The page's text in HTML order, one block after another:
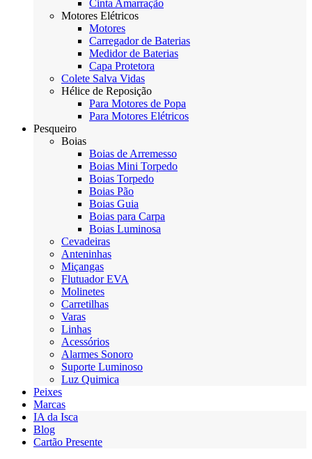
Cinta Amarração
Motores Elétricos
Motores
Carregador de Baterias
Medidor de Baterias
Capa Protetora
Colete Salva Vidas
Hélice de Reposição
Para Motores de Popa
Para Motores Elétricos
Pesqueiro
Boias
Boias de Arremesso
Boias Mini Torpedo
Boias Torpedo
Boias Pão
Boias Guia
Boias para Carpa
Boias Luminosa
Cevadeiras
Anteninhas
Miçangas
Flutuador EVA
Molinetes
Carretilhas
Varas
Linhas
Acessórios
Alarmes Sonoro
Suporte Luminoso
Luz Quimica
Peixes
Marcas
IA da Isca
Blog
Cartão Presente